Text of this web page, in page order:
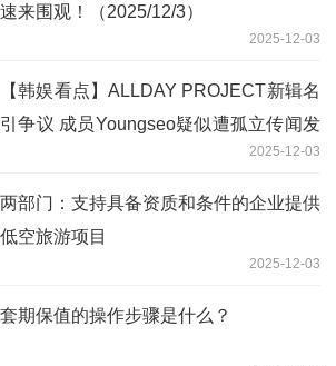
速来围观！（2025/12/3）
2025-12-03
【韩娱看点】ALLDAY PROJECT新辑名
引争议 成员Youngseo疑似遭孤立传闻发
2025-12-03
两部门：支持具备资质和条件的企业提供
低空旅游项目
2025-12-03
套期保值的操作步骤是什么？